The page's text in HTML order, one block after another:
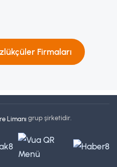
Firmaları
grup şirketidir.